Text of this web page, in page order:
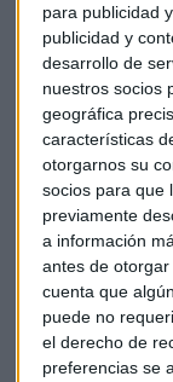
para publicidad
publicidad y
desarrollo de
nuestros socios
geográfica
características
otorgarnos su
socios para que
previamente
a información
antes de otorgar
cuenta que
puede no
el derecho de
preferencias se
Una demanda
de queADNOC
el mayor estreno
últimos de una
en Medio
europeo.
Las51 salidas a
África del
zona del mundo,
de la consultora
de dólares, un